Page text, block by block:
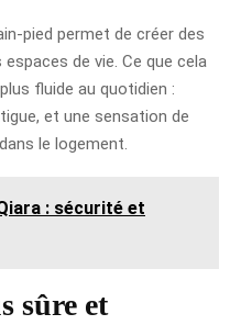
pied permet de créer des
de vie. Ce que cela
fluide au quotidien :
et une sensation de
le logement.
: sécurité et
sûre et